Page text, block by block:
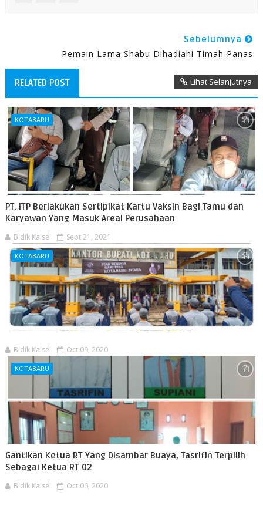
Sebelumnya
Pemain Lama Shabu Dihadiahi Timah Panas
RELATED POST Lihat Selanjutnya
KOTABARU
PT. ITP Berlakukan Sertipikat Kartu Vaksin Bagi Tamu dan
Karyawan Yang Masuk Areal Perusahaan
Bidik Kalsel Sept 21, 2021
KOTABARU
Bidik Kalsel Oct 09, 2020
KOTABARU
Gantikan Ketua RT Yang Disambar Buaya, Tasrifin Terpilih
Sebagai Ketua RT 02
Bidik Kalsel Oct 06, 2020